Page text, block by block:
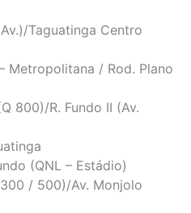
Taguatinga Centro
Metropolitana / Rod. Plano
800)/R. Fundo II (Av.
(QNL – Estádio)
/ 500)/Av. Monjolo